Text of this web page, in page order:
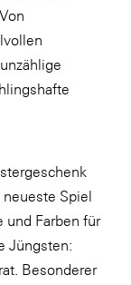
neueste Spiel
und Farben für
Jüngsten:
Besonderer